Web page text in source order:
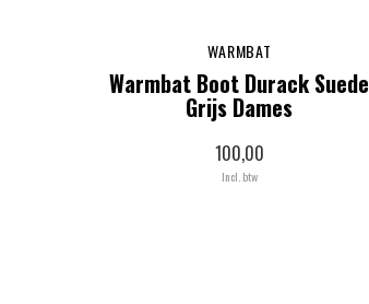
WARMBAT
Warmbat Boot Durack Suede
Grijs Dames
100,00
Incl. btw